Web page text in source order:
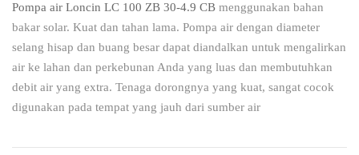
Pompa air Loncin LC 100 ZB 30-4.9 CB menggunakan bahan
bakar solar. Kuat dan tahan lama. Pompa air dengan diameter
selang hisap dan buang besar dapat diandalkan untuk mengalirkan
air ke lahan dan perkebunan Anda yang luas dan membutuhkan
debit air yang extra. Tenaga dorongnya yang kuat, sangat cocok
digunakan pada tempat yang jauh dari sumber air